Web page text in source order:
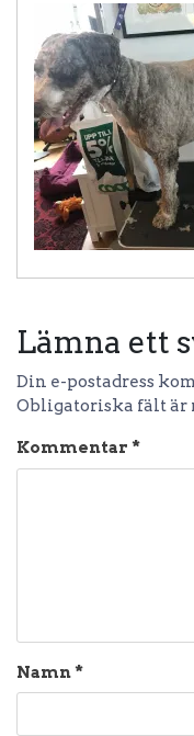
Lämna ett
Din e-postadress
Obligatoriska fält är
Kommentar *
Namn*